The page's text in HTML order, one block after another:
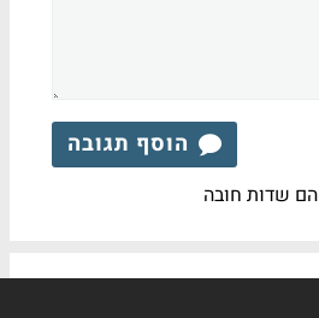
הוסף תגובה
הם שדות חובה